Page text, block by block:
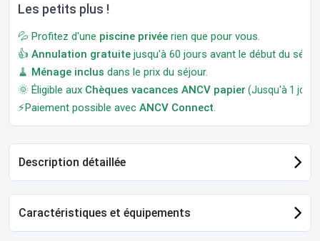
Les petits plus !
💦 Profitez d'une piscine privée rien que pour vous.
👍 Annulation gratuite jusqu'à 60 jours avant le début du
🧹 Ménage inclus dans le prix du séjour.
🌞 Éligible aux Chèques vacances ANCV papier (Jusqu'à 1 jour
⚡Paiement possible avec ANCV Connect
Description détaillée
Caractéristiques et équipements